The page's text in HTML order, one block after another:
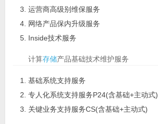
运营商高级别维保服务
网络产品保内升级服务
Inside技术服务
计算存储产品基础技术维护服务
基础系统支持服务
专人化系统支持服务P24(含基础+主动式)
关键业务支持服务CS(含基础+主动式)